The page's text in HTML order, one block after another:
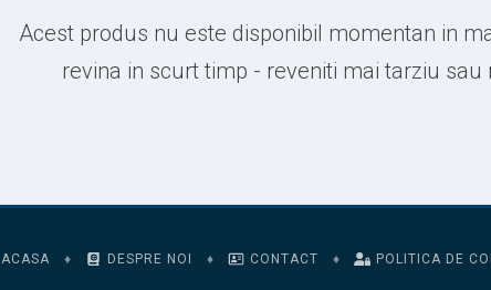
Acest produs nu este disponibil momentan in
revina in scurt timp - reveniti mai tarziu
ACASA ♦ DESPRE NOI ♦ CONTACT ♦ POLITICA DE